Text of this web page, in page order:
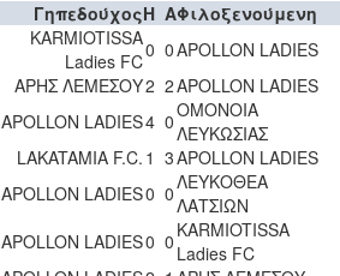
ΓηπεδούχοςH AΦιλοξενούμενη
KARMIOTISSA
Ladies FC0 0APOLLON LADIES
ΑΡΗΣ ΛΕΜΕΣΟΥ2 2APOLLON LADIES
APOLLON LADIES4 0ΟΜΟΝΟΙΑ
ΛΕΥΚΩΣΙΑΣ
LAKATAMIA F.C. 1 3APOLLON LADIES
APOLLON LADIES0 0ΛΕΥΚΟΘΕΑ
ΛΑΤΣΙΩΝ
APOLLON LADIES0 0 KARMIOTISSA
Ladies FC